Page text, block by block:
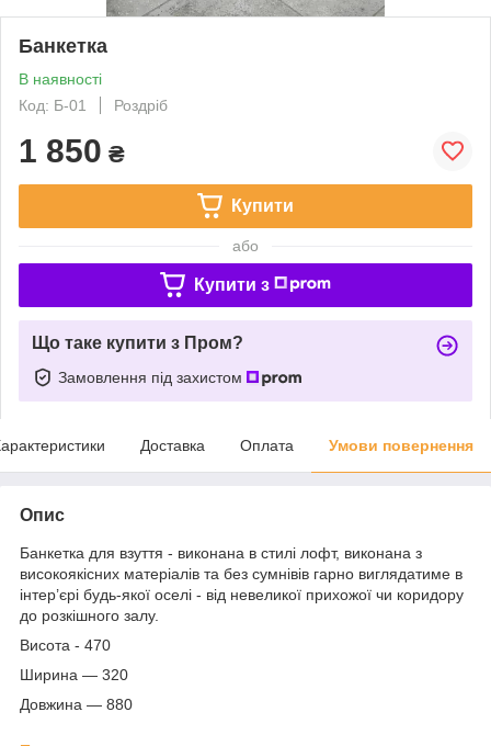
Банкетка
В наявності
Код: Б-01
Роздріб
1 850 ₴
Купити
або
Купити з
Що таке купити з Пром?
Замовлення під захистом
Доставка Оплата Умови повернення
Опис
Банкетка для взуття - виконана в стилі лофт, виконана з
високоякісних матеріалів та без сумнівів гарно виглядатиме в
інтер’єрі будь-якої оселі - від невеликої прихожої чи коридору
до розкішного залу.
Висота - 470
Ширина — 320
Довжина — 880